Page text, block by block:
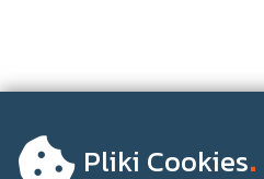
Pliki Cookies.